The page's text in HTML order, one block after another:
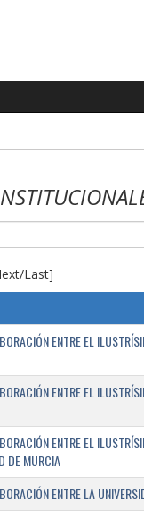
Last]
ENTRE EL
ENTRE EL
ENTRE EL
DE MURCIA
ENTRE LA